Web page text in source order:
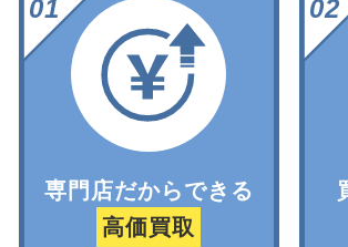
専門店だからできる
高価買取